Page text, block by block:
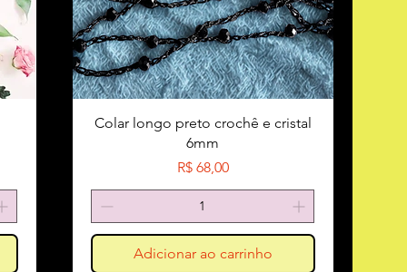
Colar longo preto crochê e cristal
6mm
Preço
R$ 68,00
Adicionar ao carrinho